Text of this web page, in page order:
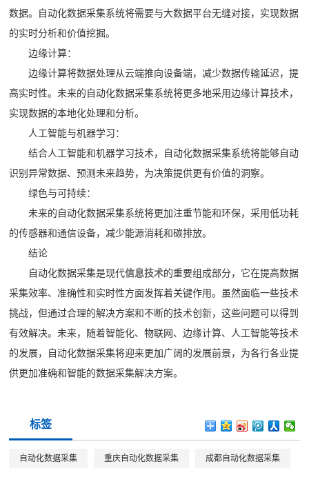
数据。自动化数据采集系统将需要与大数据平台无缝对接，实现数据
的实时分析和价值挖掘。
边缘计算：
边缘计算将数据处理从云端推向设备端，减少数据传输延迟，提
高实时性。未来的自动化数据采集系统将更多地采用边缘计算技术，
实现数据的本地化处理和分析。
人工智能与机器学习：
结合人工智能和机器学习技术，自动化数据采集系统将能够自动
识别异常数据、预测未来趋势，为决策提供更有价值的洞察。
绿色与可持续：
未来的自动化数据采集系统将更加注重节能和环保，采用低功耗
的传感器和通信设备，减少能源消耗和碳排放。
结论
自动化数据采集是现代信息技术的重要组成部分，它在提高数据
采集效率、准确性和实时性方面发挥着关键作用。虽然面临一些技术
挑战，但通过合理的解决方案和不断的技术创新，这些问题可以得到
有效解决。未来，随着智能化、物联网、边缘计算、人工智能等技术
的发展，自动化数据采集将迎来更加广阔的发展前景，为各行各业提
供更加准确和智能的数据采集解决方案。
标签
自动化数据采集 重庆自动化数据采集 成都自动化数据采集